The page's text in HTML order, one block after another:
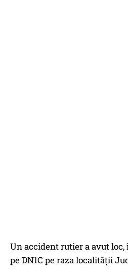
Un accident rutier a avut loc,
pe DN1C pe raza localităţii